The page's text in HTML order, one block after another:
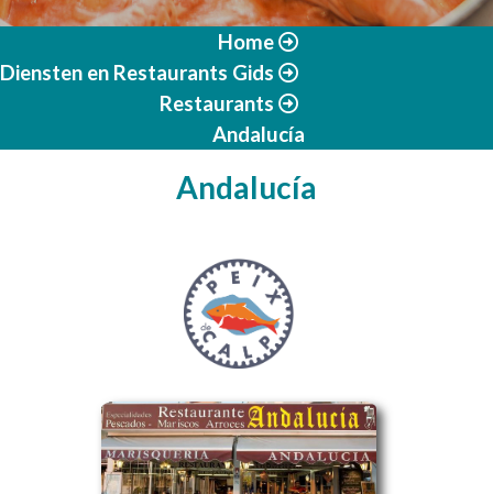
Home
Diensten en Restaurants Gids
Restaurants
Andalucía
Andalucía